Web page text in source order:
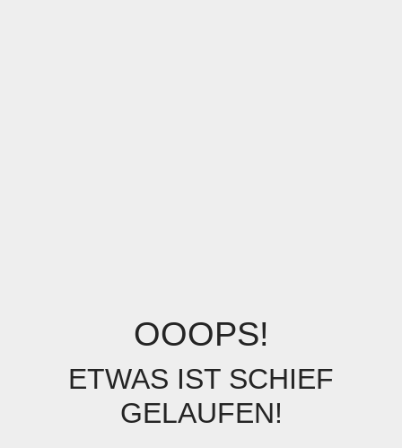
OOOPS!
ETWAS IST SCHIEF
GELAUFEN!